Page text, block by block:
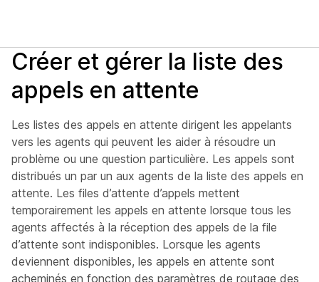
Créer et gérer la liste des
appels en attente
Les listes des appels en attente dirigent les appelants
vers les agents qui peuvent les aider à résoudre un
problème ou une question particulière. Les appels sont
distribués un par un aux agents de la liste des appels en
attente. Les files d’attente d’appels mettent
temporairement les appels en attente lorsque tous les
agents affectés à la réception des appels de la file
d’attente sont indisponibles. Lorsque les agents
deviennent disponibles, les appels en attente sont
acheminés en fonction des paramètres de routage des